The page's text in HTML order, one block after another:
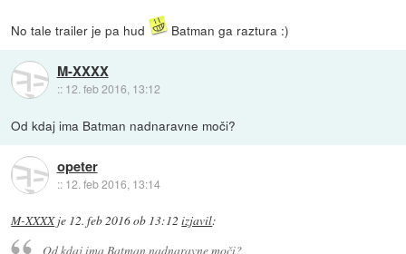
No tale trailer je pa hud Batman ga raztura :)
M-XXXX
:: 12. feb 2016, 13:12
Od kdaj ima Batman nadnaravne moči?
opeter
:: 12. feb 2016, 13:14
M-XXXXje 12. feb 2016 ob 13:12 izjavil:
Od kdaj ima Batman nadnaravne moči?